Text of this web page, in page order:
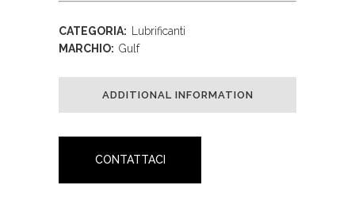
CATEGORIA: Lubrificanti
MARCHIO: Gulf
ADDITIONAL INFORMATION
CONTATTACI